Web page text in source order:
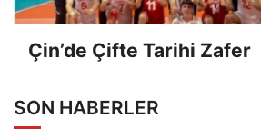
Çin’de Çifte Tarihi Zafer
SON HABERLER